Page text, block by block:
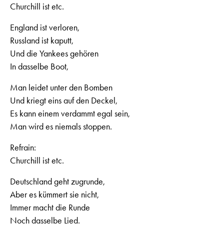
Churchill ist etc.
England ist verloren,
Russland ist kaputt,
Und die Yankees gehören
In dasselbe Boot,
Man leidet unter den Bomben
Und kriegt eins auf den Deckel,
Es kann einem verdammt egal sein,
Man wird es niemals stoppen.
Refrain:
Churchill ist etc.
Deutschland geht zugrunde,
Aber es kümmert sie nicht,
Immer macht die Runde
Noch dasselbe Lied.